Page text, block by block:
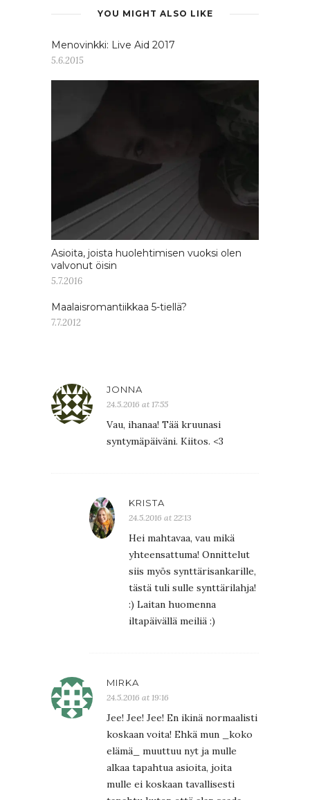
YOU MIGHT ALSO LIKE
Menovinkki: Live Aid 2017
5.6.2015
Asioita, joista huolehtimisen vuoksi olen
valvonut öisin
5.7.2016
Maalaisromantiikkaa 5-tiellä?
7.7.2012
JONNA
24.5.2016 at 17:55
Vau, ihanaa! Tää kruunasi
syntymäpäiväni. Kiitos. <3
KRISTA
24.5.2016 at 22:13
Hei mahtavaa, vau mikä
yhteensattuma! Onnittelut
siis myös synttärisankarille,
tästä tuli sulle synttärilahja!
:) Laitan huomenna
iltapäivällä meiliä :)
MIRKA
24.5.2016 at 19:16
Jee! Jee! Jee! En ikinä normaalisti
koskaan voita! Ehkä mun _koko
elämä_ muuttuu nyt ja mulle
alkaa tapahtua asioita, joita
mulle ei koskaan tavallisesti